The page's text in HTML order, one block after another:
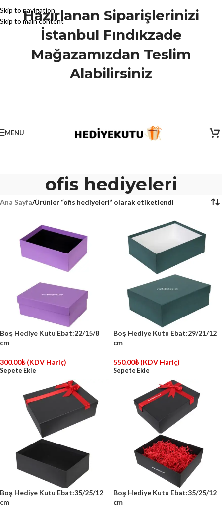
Skip to navigation
Skip to main content
Hazırlanan Siparişlerinizi
İstanbul Fındıkzade
Mağazamızdan Teslim
Alabilirsiniz
MENU
ofis hediyeleri
Ana Sayfa/Ürünler “ofis hediyeleri” olarak etiketlendi
Boş Hediye Kutu Ebat:22/15/8
cm
300.00₺ (KDV Hariç)
Sepete Ekle
Boş Hediye Kutu Ebat:29/21/12
cm
550.00₺ (KDV Hariç)
Sepete Ekle
Boş Hediye Kutu Ebat:35/25/12
cm
Boş Hediye Kutu Ebat:35/25/12
cm